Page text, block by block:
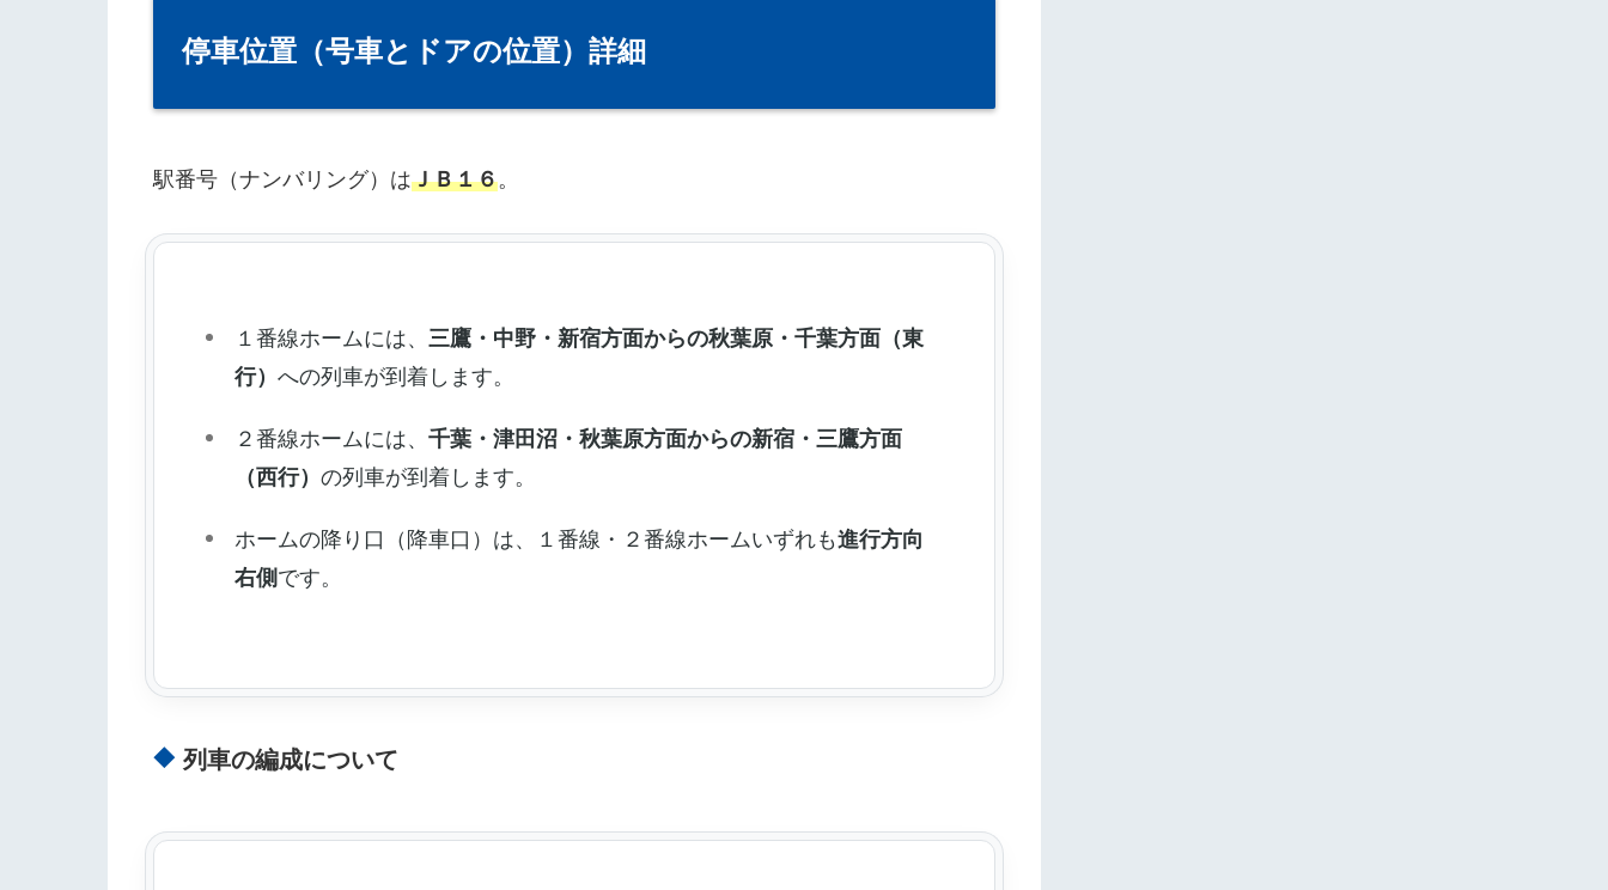
停車位置（号車とドアの位置）詳細
駅番号（ナンバリング）はＪＢ１６。
１番線ホームには、 三鷹・中野・新宿方面からの秋葉原・千葉方面（東
行）への列車が到着します。
２番線ホームには、千葉・津田沼・秋葉原方面からの新宿・三鷹方面
（西行）の列車が到着します。
ホームの降り口（降車口）は、１番線・２番線ホームいずれも進行方向
右側 です。
列車の編成について